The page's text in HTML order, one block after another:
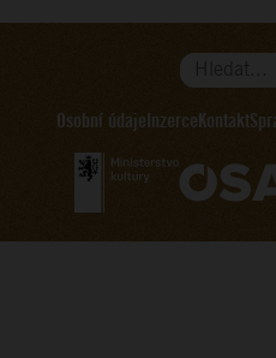
Hledat...
Osobní údajeInzerceKontakt